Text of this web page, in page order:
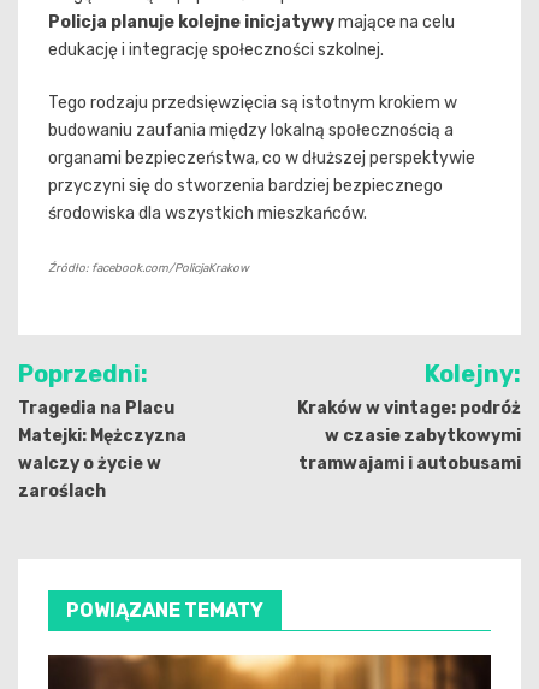
Policja planuje kolejne inicjatywymające na celu
edukację i integrację społeczności szkolnej.
Tego rodzaju przedsięwzięcia są istotnym krokiem w
budowaniu zaufania między lokalną społecznością a
organami bezpieczeństwa, co w dłuższej perspektywie
przyczyni się do stworzenia bardziej bezpiecznego
środowiska dla wszystkich mieszkańców.
Źródło: facebook.com/PolicjaKrakow
Nawigacja
wpisu
Poprzedni:
Tragedia na Placu
Matejki: Mężczyzna
walczy o życie w
zaroślach
Kolejny:
Kraków w vintage: podróż
w czasie zabytkowymi
tramwajami i autobusami
POWIĄZANE TEMATY